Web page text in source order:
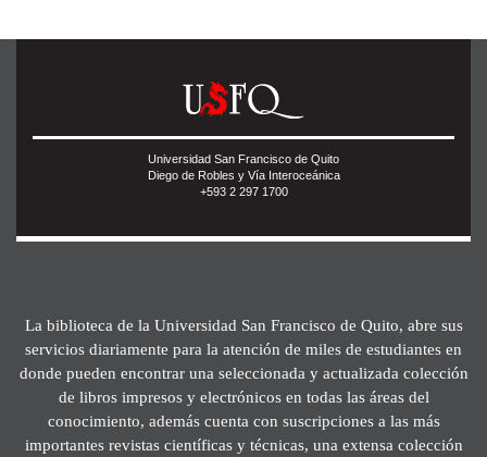
Universidad San Francisco de Quito
Diego de Robles y Vía Interoceánica
+593 2 297 1700
La biblioteca de la Universidad San Francisco de Quito, abre sus
servicios diariamente para la atención de miles de estudiantes en
donde pueden encontrar una seleccionada y actualizada colección
de libros impresos y electrónicos en todas las áreas del
conocimiento, además cuenta con suscripciones a las más
importantes revistas científicas y técnicas, una extensa colección